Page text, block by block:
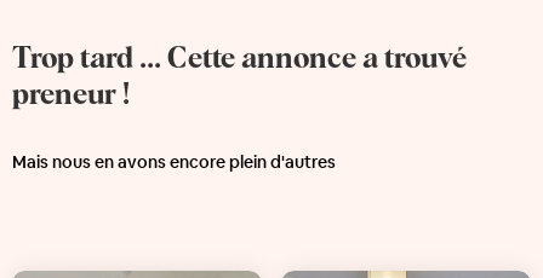
Trop tard ... Cette annonce a trouvé
preneur !
Mais nous en avons encore plein d'autres